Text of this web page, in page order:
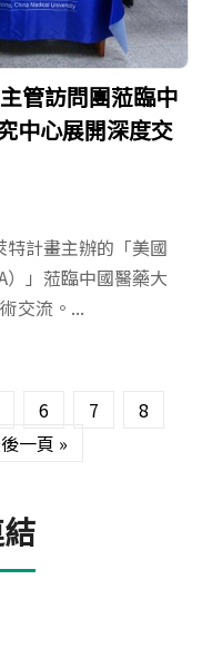
管訪問團蒞臨中
中心展開深度交
計畫主辦的「美國
）」蒞臨中國醫藥大
交流。...
6 7
8
一頁 »